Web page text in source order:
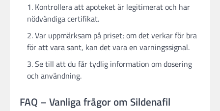
Kontrollera att apoteket är legitimerat och har
nödvändiga certifikat.
Var uppmärksam på priset; om det verkar för bra
för att vara sant, kan det vara en varningssignal.
Se till att du får tydlig information om dosering
och användning.
FAQ – Vanliga frågor om Sildenafil